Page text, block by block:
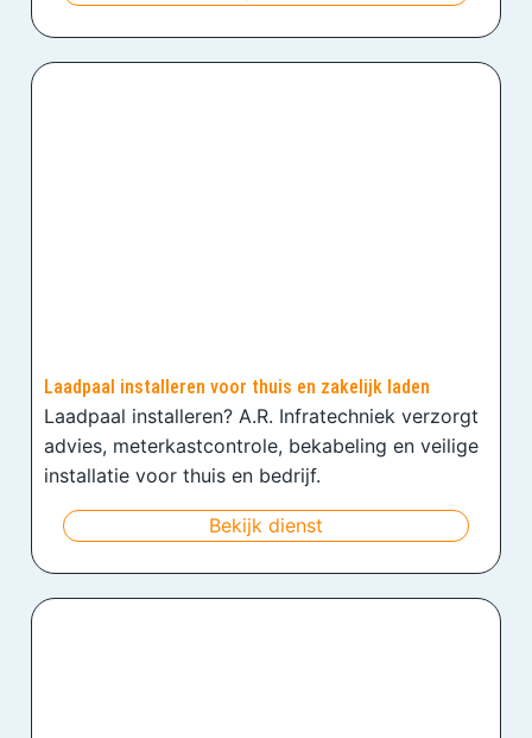
Laadpaal installeren voor thuis en zakelijk laden
Laadpaal installeren? A.R. Infratechniek verzorgt
advies, meterkastcontrole, bekabeling en veilige
installatie voor thuis en bedrijf.
Bekijk dienst